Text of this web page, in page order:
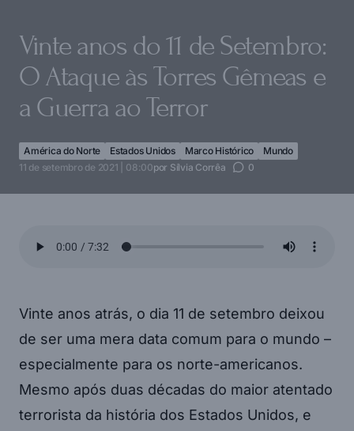
Vinte anos do 11 de Setembro:
O Ataque às Torres Gêmeas e
a Guerra ao Terror
América do Norte Estados Unidos Marco Histórico
Mundo
11 de setembro de 2021 | 08:00por Sílvia Corrêa 0
Vinte anos atrás, o dia 11 de setembro deixou
de ser uma mera data comum para o mundo –
especialmente para os norte-americanos.
Mesmo após duas décadas do maior atentado
terrorista da história dos Estados Unidos, e